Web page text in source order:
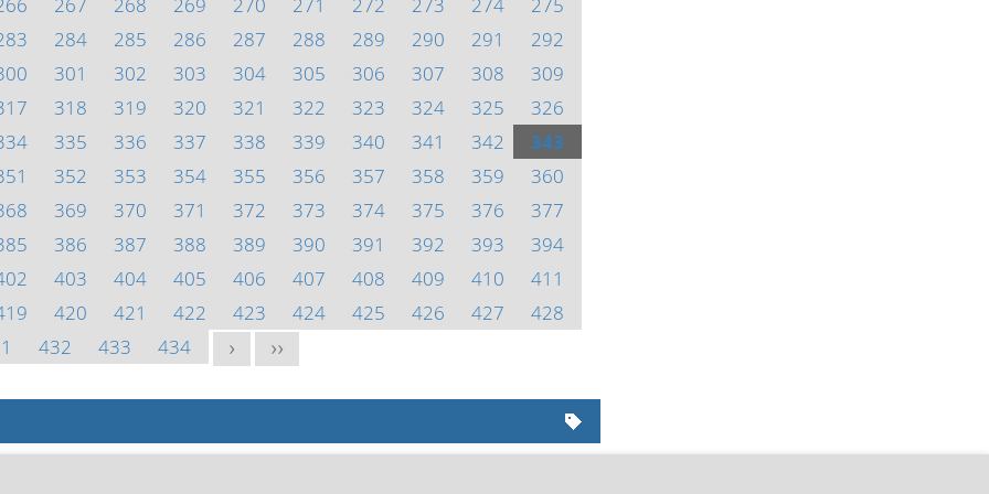
284 285 286 287 288 289 290 291
292
301 302 303 304 305 306 307 308
309
318 319 320 321 322 323 324 325
326
335 336 337 338 339 340 341 342
343
352 353 354 355 356 357 358 359
360
369 370 371 372 373 374 375 376
377
386 387 388 389 390 391 392 393
394
403 404 405 406 407 408 409 410
411
420 421 422 423 424 425 426 427
428
432 433 434 > >>